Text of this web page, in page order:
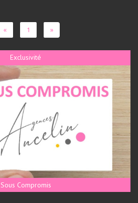
« 1 »
Sous Compromis
Exclusivité